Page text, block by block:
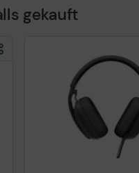
Technisches
gekauft